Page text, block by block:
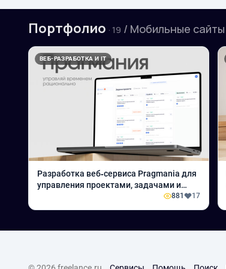
Портфолио · 19 / Мобильные сайты
ВЕБ-РАЗРАБОТКА И IT
Разработка веб‑сервиса Pragmania для
управления проектами, задачами и
881 17